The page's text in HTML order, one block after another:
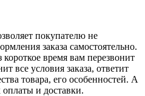
покупателю не
заказа самостоятельно.
время вам перезвонит
все условия заказа, ответит
товара, его особенностей. А
оплаты и доставки.